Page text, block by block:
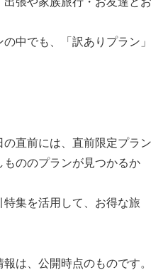
中でも、「訳ありプラン」
直前には、直前限定プラン
ののプランが見つかるか
集を活用して、お得な旅
は、公開時点のものです。